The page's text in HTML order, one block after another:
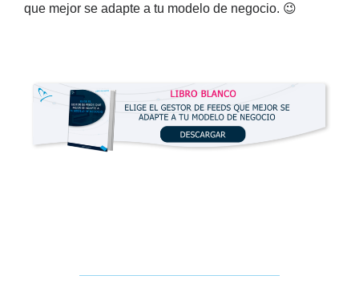
que mejor se adapte a tu modelo de negocio. 😉